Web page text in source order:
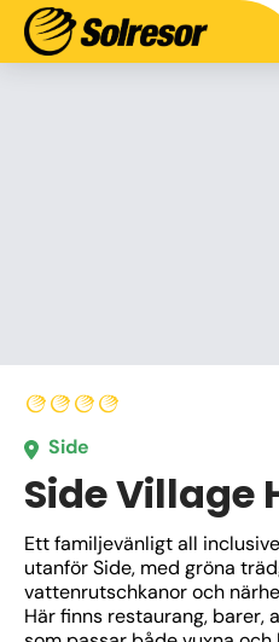
Side
Side Village
Ett familjevänligt all
utanför Side, med gröna
vattenrutschkanor och
Här finns restaurang, barer,